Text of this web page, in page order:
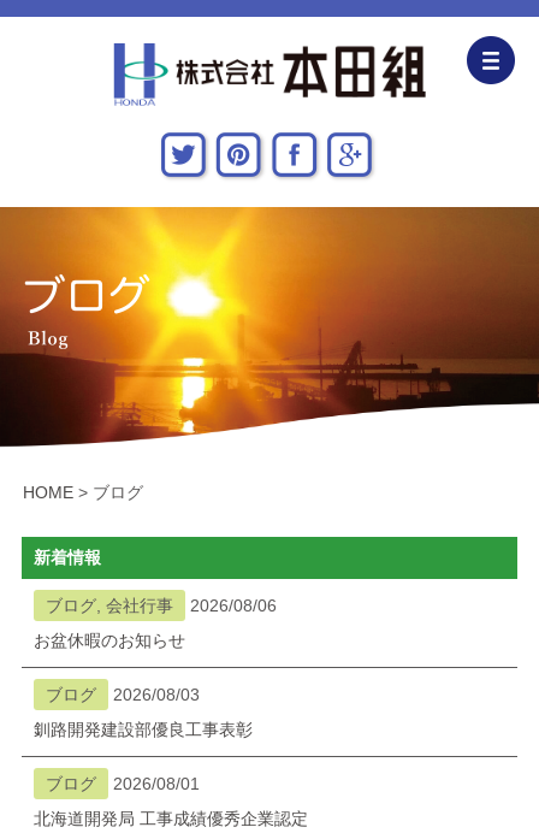
企業情報
CSR活動
主な施工実績
関連会社
お問い合わせ・アクセス
HOME > ブログ
新着情報
ブログ, 会社行事
2026/08/06
お盆休暇のお知らせ
ブログ
2026/08/03
釧路開発建設部優良工事表彰
ブログ
2026/08/01
北海道開発局 工事成績優秀企業認定